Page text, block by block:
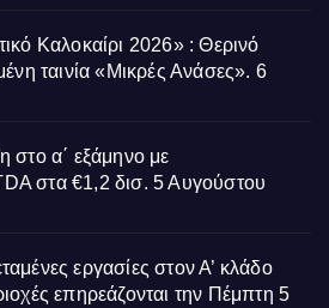
Καλοκαίρι 2026» : Θερινό
ταινία «Μικρές Ανάσες». 6
στο α΄ εξάμηνο με
στα €1,2 δισ. 5 Αυγούστου
εργασίες στον Α’ κλάδο
επηρεάζονται την Πέμπτη 5